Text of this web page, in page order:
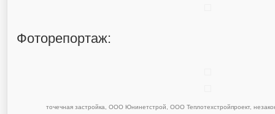
Фоторепортаж:
точечная застройка ООО Юнинетстрой ООО Теплотехстройпроект,